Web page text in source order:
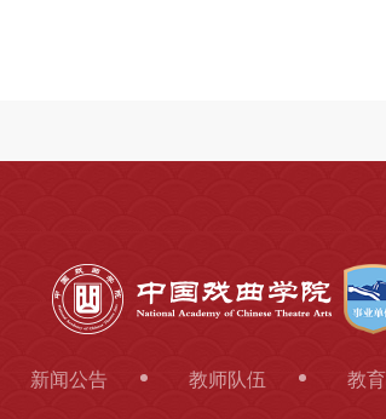
新闻公告 教师队伍 教